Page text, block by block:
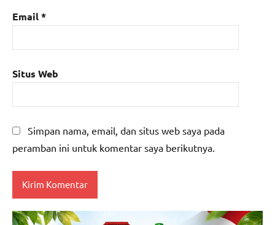
Email*
Situs Web
Simpan nama, email, dan situs web saya pada
peramban ini untuk komentar saya berikutnya.